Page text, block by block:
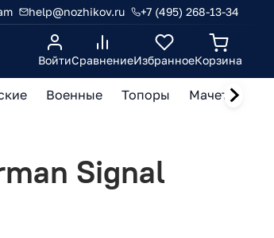
help@nozhikov.ru +7 (495) 268-13-34
ВойтиСравнениеИзбранноеКорзина
Военные Топоры Мачете,
Signal